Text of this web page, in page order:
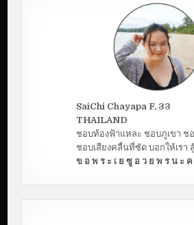
SaiChi Chayapa F, 33
THAILAND
ชอบท้องฟ้าแหละ ชอบภูเขา ช
ชอบเสียงคลื่นที่ซัด บอกให้เรา
ข อ พ ร ะ เ ย ซู อ ว ย พ ร น ะ